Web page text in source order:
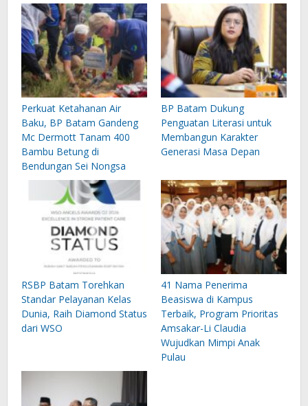
Perkuat Ketahanan Air
Baku, BP Batam Gandeng
Mc Dermott Tanam 400
Bambu Betung di
Bendungan Sei Nongsa
BP Batam Dukung
Penguatan Literasi untuk
Membangun Karakter
Generasi Masa Depan
RSBP Batam Torehkan
Standar Pelayanan Kelas
Dunia, Raih Diamond Status
dari WSO
41 Nama Penerima
Beasiswa di Kampus
Terbaik, Program Prioritas
Amsakar-Li Claudia
Wujudkan Mimpi Anak
Pulau